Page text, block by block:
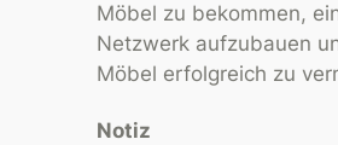
Möbel zu bekommen,
Netzwerk aufzubauen
Möbel erfolgreich zu
Notiz